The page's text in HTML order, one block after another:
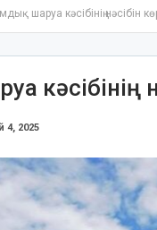
шаруа кәсібінің нәсібін
кәсібінің
4, 2025